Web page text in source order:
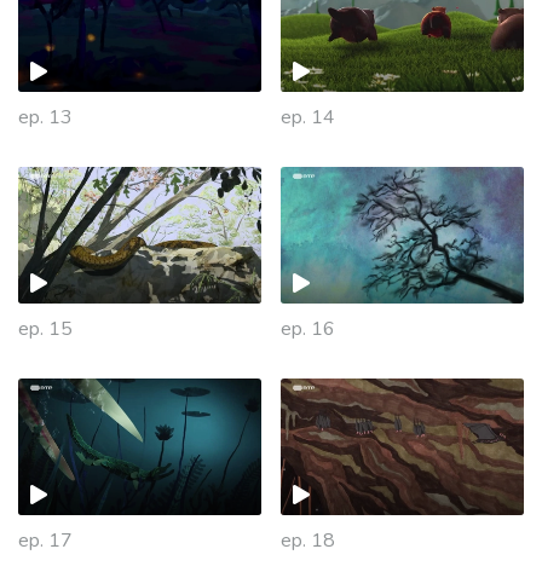
ep. 13 ep. 14
ep. 15 ep. 16
ep. 17 ep. 18